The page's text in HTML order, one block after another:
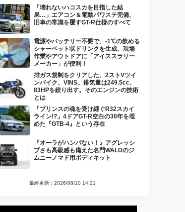
「壊れないハコスカを目指した結
果…」エアコン＆電動パワステ完備、
旧車の常識を覆すGT-R仕様のすべて
電源やバッテリー不要で、-1℃の飲める
シャーベット状ドリンクを生成。現場
作業やアウトドアに「アイススラリー
メーカー」が便利！
排ガス規制をクリアした、2ストVツイ
ンバイク、VINS。排気量は249.5cc、
83HPを絞り出す。そのエンジンの技術
とは
「プリンスの魂を受け継ぐR32スカイ
ライン!?」4ドアGT-R空白の30年を埋
めた『GTB-4』という存在
『オーラがハンパない！』アグレッシ
ブさも高級感も備えた名門WALDのジ
ムニーノマド用ボディキット
最終更新：2026/08/10 14:21